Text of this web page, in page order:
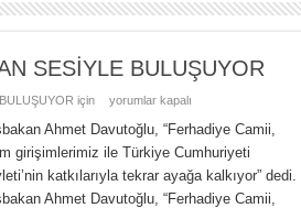
SESİYLE BULUŞUYOR
için yorumlar kapalı
Ahmet Davutoğlu, “Ferhadiye Camii,
girişimlerimiz ile Türkiye Cumhuriyeti
katkılarıyla tekrar ayağa kalkıyor” dedi.
Ahmet Davutoğlu, “Ferhadiye Camii,